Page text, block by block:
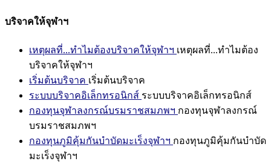
บริจาคให้จุฬาฯ
เหตุผลที่...ทำไมต้องบริจาคให้จุฬาฯ เหตุผลที่...ทำไมต้อง
บริจาคให้จุฬาฯ
เริ่มต้นบริจาค เริ่มต้นบริจาค
ระบบบริจาคอิเล็กทรอนิกส์ ระบบบริจาคอิเล็กทรอนิกส์
กองทุนจุฬาลงกรณ์บรมราชสมภพฯ กองทุนจุฬาลงกรณ์
บรมราชสมภพฯ
กองทุนภูมิคุ้มกันบำบัดมะเร็งจุฬาฯ กองทุนภูมิคุ้มกันบำบัด
มะเร็งจุฬาฯ